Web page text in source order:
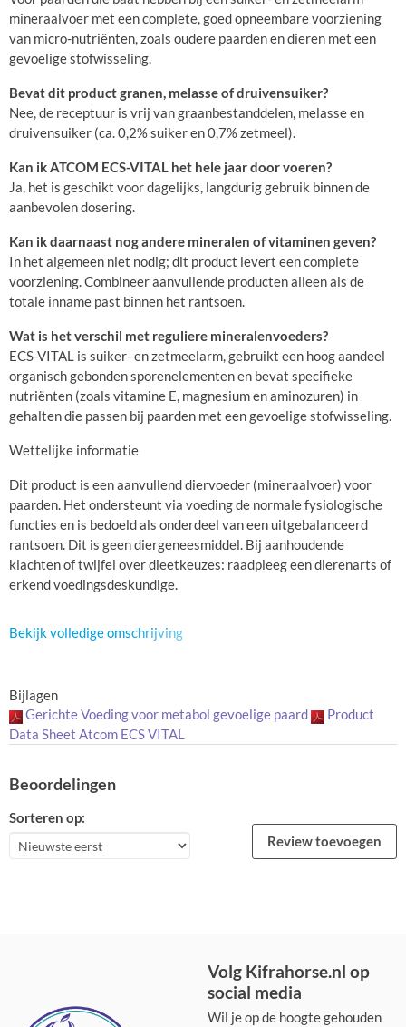
mineraalvoer met een complete, goed opneembare voorziening
van micro-nutriënten, zoals oudere paarden en dieren met een
gevoelige stofwisseling.
Bevat dit product granen, melasse of druivensuiker?
Nee, de receptuur is vrij van graanbestanddelen, melasse en
druivensuiker (ca. 0,2% suiker en 0,7% zetmeel).
Kan ik ATCOM ECS-VITAL het hele jaar door voeren?
Ja, het is geschikt voor dagelijks, langdurig gebruik binnen de
aanbevolen dosering.
Kan ik daarnaast nog andere mineralen of vitaminen geven?
In het algemeen niet nodig; dit product levert een complete
voorziening. Combineer aanvullende producten alleen als de
totale inname past binnen het rantsoen.
Wat is het verschil met reguliere mineralenvoeders?
ECS-VITAL is suiker- en zetmeelarm, gebruikt een hoog aandeel
organisch gebonden sporenelementen en bevat specifieke
nutriënten (zoals vitamine E, magnesium en aminozuren) in
gehalten die passen bij paarden met een gevoelige stofwisseling.
Wettelijke informatie
Dit product is een aanvullend diervoeder (mineraalvoer) voor
paarden. Het ondersteunt via voeding de normale fysiologische
functies en is bedoeld als onderdeel van een uitgebalanceerd
rantsoen. Dit is geen diergeneesmiddel. Bij aanhoudende
klachten of twijfel over dieetkeuzes: raadpleeg een dierenarts of
erkend voedingsdeskundige.
Bekijk volledige omschrijving
Bijlagen
Gerichte Voeding voor metabol gevoelige paard
Product
Data Sheet Atcom ECS VITAL
Beoordelingen
Sorteren op:
Review toevoegen
Volg Kifrahorse.nl op
social media
Wil je op de hoogte gehouden